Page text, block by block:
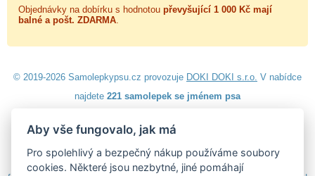
Objednávky na dobírku s hodnotou převyšující 1 000 Kč mají
balné a pošt. ZDARMA
© 2019-2026 Samolepkypsu.cz provozuje DOKI DOKI s.r.o. V nabídce
najdete 221 samolepek se jménem psa
Návod k lepení|Návod na odstranění samolepek
podmínky|Ochrana osobních údajů Cookies |Reklamační řád
Impressum
Aby vše fungovalo, jak má
Pro spolehlivý a bezpečný nákup používáme soubory
cookies. Některé jsou nezbytné, jiné pomáhají